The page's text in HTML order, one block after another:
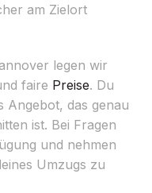
am Zielort
legen wir
faire Preise. Du
Angebot, das genau
ist. Bei Fragen
und nehmen
Umzugs zu